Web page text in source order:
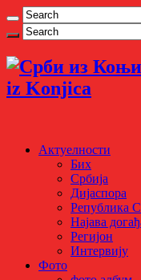
iz Konjica
Актуелности
Бих
Србија
Дијаспора
Република
Најава
Регијон
Интервију
Фото